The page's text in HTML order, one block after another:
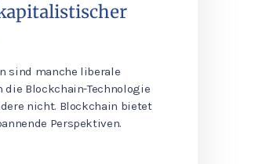
sind manche liberale
die Blockchain-Technologie
nicht. Blockchain bietet
Perspektiven.